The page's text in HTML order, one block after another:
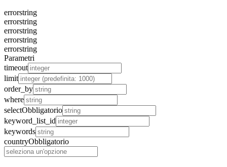
errorstring
errorstring
errorstring
errorstring
errorstring
Parametri
timeout
limit
order_by
where
selectObbligatorio
keyword_list_id
keywords
countryObbligatorio